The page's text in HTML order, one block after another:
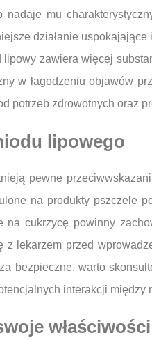
mu
działanie
zawiera więcej
w łagodzeniu objawów
potrzeb zdrowotnych oraz
lipowego
pewne
na produkty pszczele
cukrzycę powinny
lekarzem przed
bezpieczne, warto
interakcji między
właściwości